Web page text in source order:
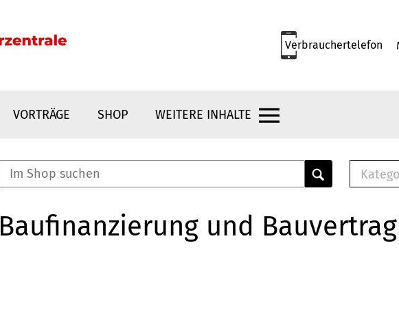
Verbrauchertelefon
VORTRÄGE SHOP WEITERE INHALTE
E-
Baufinanzierung und Bauvertrag